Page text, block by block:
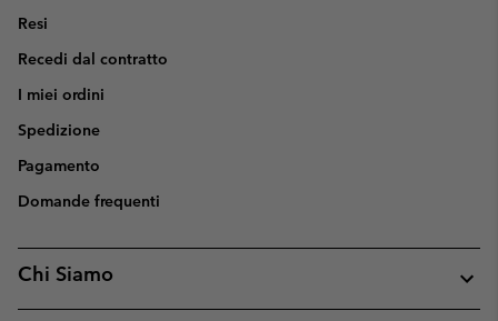
Resi
Recedi dal contratto
I miei ordini
Spedizione
Pagamento
Domande frequenti
Chi Siamo